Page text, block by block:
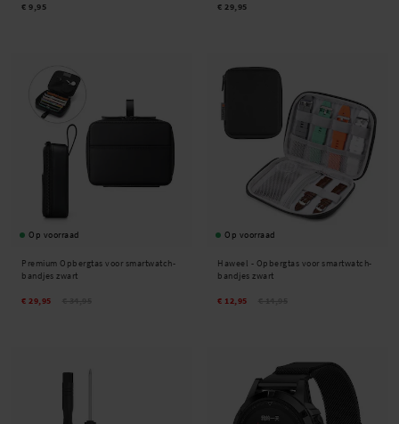
€ 9,95 € 29,95
Op voorraad
Premium Opbergtas voor smartwatch-
bandjes zwart
€ 29,95
Op voorraad
Haweel - Opbergtas voor smartwatch-
bandjes zwart
€ 12,95